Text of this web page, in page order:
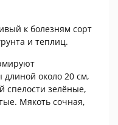
к болезням сорт
и теплиц.
около 20 см,
спелости зелёные,
Мякоть сочная,